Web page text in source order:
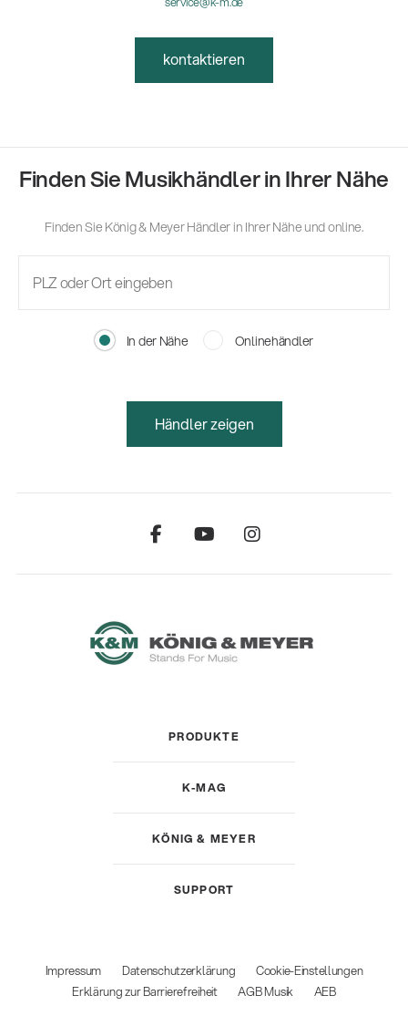
kontaktieren
Finden Sie Musikhändler in Ihrer Nähe
Finden Sie König & Meyer Händler in Ihrer Nähe und online.
In der Nähe Onlinehändler
Händler zeigen
PRODUKTE
K-MAG
KÖNIG & MEYER
SUPPORT
Impressum Datenschutzerklärung
Cookie-Einstellungen
Erklärung zur Barrierefreiheit
AGB Musik AEB